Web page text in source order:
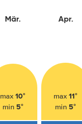
Mär.
max10°
min 5°
Apr.
max11°
min 5°